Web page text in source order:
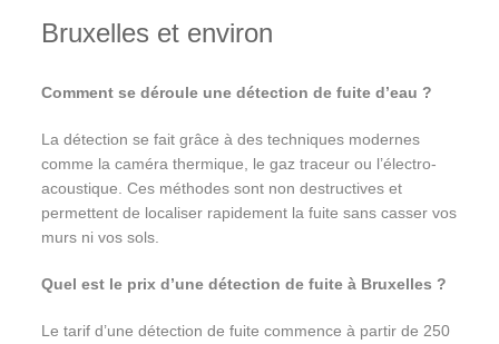
Bruxelles et environ
Comment se déroule une détection de fuite d’eau ?
La détection se fait grâce à des techniques modernes
comme la caméra thermique, le gaz traceur ou l’électro-
acoustique. Ces méthodes sont non destructives et
permettent de localiser rapidement la fuite sans casser vos
murs ni vos sols.
Quel est le prix d’une détection de fuite à Bruxelles ?
Le tarif d’une détection de fuite commence à partir de 250